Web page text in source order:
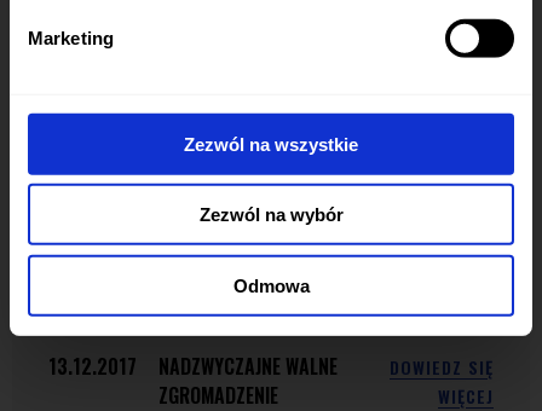
Marketing
Zezwól na wszystkie
Zezwól na wybór
Odmowa
WIĘCEJ
ZGROMADZENIE
WIĘCEJ
03.12.2018
NADZWYCZAJNE WALNE
ZGROMADZENIE
DOWIEDZ SIĘ
ZGROMADZENIE
13.12.2017
NADZWYCZAJNE WALNE
ZGROMADZENIE
DOWIEDZ SIĘ
WIĘCEJ